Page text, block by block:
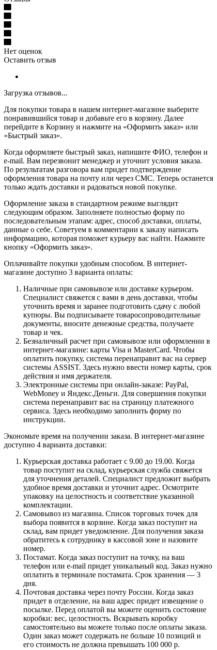
Нет оценок
Оставить отзыв
Загрузка отзывов...
Для покупки товара в нашем интернет-магазине выберите
понравившийся товар и добавьте его в корзину. Далее
перейдите в Корзину и нажмите на «Оформить заказ» или
«Быстрый заказ».
Когда оформляете быстрый заказ, напишите ФИО, телефон и
e-mail. Вам перезвонит менеджер и уточнит условия заказа.
По результатам разговора вам придет подтверждение
оформления товара на почту или через СМС. Теперь останется
только ждать доставки и радоваться новой покупке.
Оформление заказа в стандартном режиме выглядит
следующим образом. Заполняете полностью форму по
последовательным этапам: адрес, способ доставки, оплаты,
данные о себе. Советуем в комментарии к заказу написать
информацию, которая поможет курьеру вас найти. Нажмите
кнопку «Оформить заказ».
Оплачивайте покупки удобным способом. В интернет-
магазине доступно 3 варианта оплаты:
Наличные при самовывозе или доставке курьером.
Специалист свяжется с вами в день доставки, чтобы
уточнить время и заранее подготовить сдачу с любой
купюры. Вы подписываете товаросопроводительные
документы, вносите денежные средства, получаете
товар и чек.
Безналичный расчет при самовывозе или оформлении в
интернет-магазине: карты Visa и MasterCard. Чтобы
оплатить покупку, система перенаправит вас на сервер
системы ASSIST. Здесь нужно ввести номер карты, срок
действия и имя держателя.
Электронные системы при онлайн-заказе: PayPal,
WebMoney и Яндекс.Деньги. Для совершения покупки
система перенаправит вас на страницу платежного
сервиса. Здесь необходимо заполнить форму по
инструкции.
Экономьте время на получении заказа. В интернет-магазине
доступно 4 варианта доставки:
Курьерская доставка работает с 9.00 до 19.00. Когда
товар поступит на склад, курьерская служба свяжется
для уточнения деталей. Специалист предложит выбрать
удобное время доставки и уточнит адрес. Осмотрите
упаковку на целостность и соответствие указанной
комплектации.
Самовывоз из магазина. Список торговых точек для
выбора появится в корзине. Когда заказ поступит на
склад, вам придет уведомление. Для получения заказа
обратитесь к сотруднику в кассовой зоне и назовите
номер.
Постамат. Когда заказ поступит на точку, на ваш
телефон или e-mail придет уникальный код. Заказ нужно
оплатить в терминале постамата. Срок хранения — 3
дня.
Почтовая доставка через почту России. Когда заказ
придет в отделение, на ваш адрес придет извещение о
посылке. Перед оплатой вы можете оценить состояние
коробки: вес, целостность. Вскрывать коробку
самостоятельно вы можете только после оплаты заказа.
Один заказ может содержать не больше 10 позиций и
его стоимость не должна превышать 100 000 р.